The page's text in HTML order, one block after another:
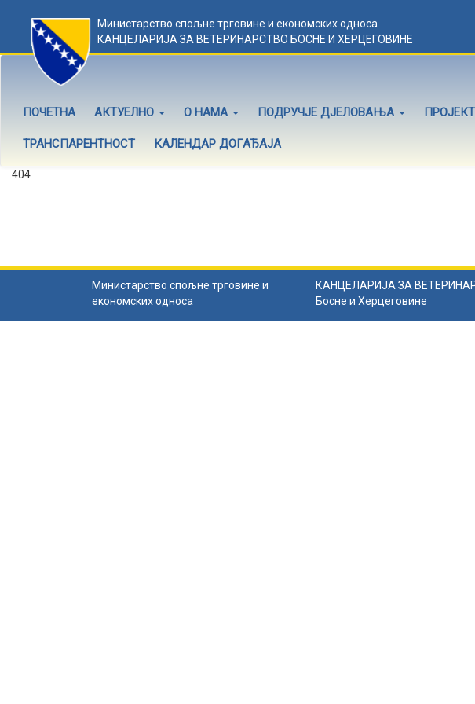
Министарство спољне трговине и економских односа
КАНЦЕЛАРИЈА ЗА ВЕТЕРИНАРСТВО БОСНЕ И ХЕРЦЕГОВИНЕ
ПОЧЕТНА АКТУЕЛНО О НАМА ПОДРУЧЈЕ ДЈЕЛОВАЊА
ТРАНСПАРЕНТНОСТ КАЛЕНДАР ДОГАЂАЈА
404
Министарство спољне трговине и
економских односа
КАНЦЕЛАРИЈА ЗА
Босне и Херцеговине